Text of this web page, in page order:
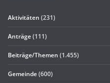
Aktivitäten (231)
Anträge(111)
Beiträge/Themen (1.455)
Gemeinde(600)